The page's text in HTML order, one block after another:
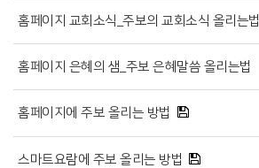
홈페이지 교회소식_주보의 교회소식 올리는법
홈페이지 은혜의 샘_주보 은혜말씀 올리는법
홈페이지에 주보 올리는 방법
스마트요람에 주보 올리는 방법